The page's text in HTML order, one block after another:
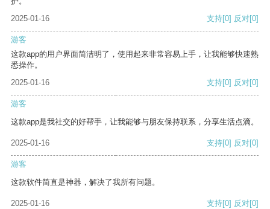
2025-01-16
支持[0] 反对[0]
游客
这款app的用户界面简洁明了，使用起来非常容易上手，让我能够快速熟
悉操作。
2025-01-16
支持[0] 反对[0]
游客
这款app是我社交的好帮手，让我能够与朋友保持联系，分享生活点滴。
2025-01-16 支持[0] 反对[0]
游客
这款软件简直是神器，解决了我所有问题。
2025-01-16 支持[0] 反对[0]